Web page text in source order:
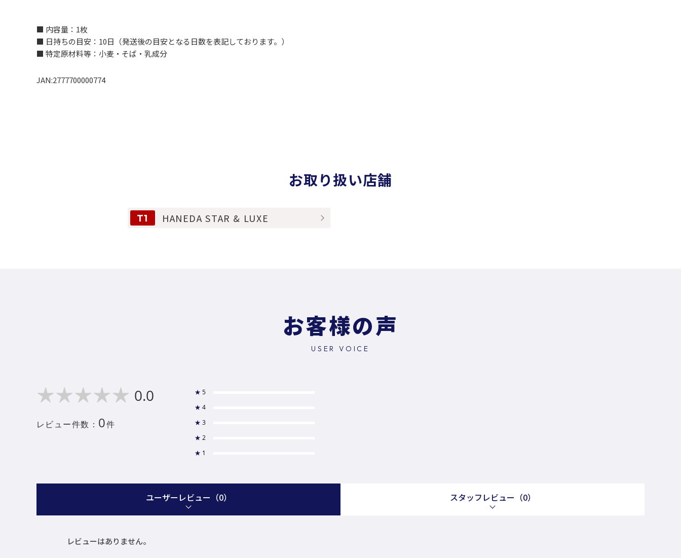
■ 内容量：1枚
■ 日持ちの目安：10日（発送後の目安となる日数を表記しております。）
■ 特定原材料等：小麦・そば・乳成分
JAN:2777700000774
お取り扱い店舗
T1 HANEDA STAR & LUXE
お客様の声
USER VOICE
0.0
レビュー件数： 0件
★ 5
★ 4
★ 3
★ 2
★ 1
ユーザーレビュー （0） スタッフレビュー （0）
レビューはありません。